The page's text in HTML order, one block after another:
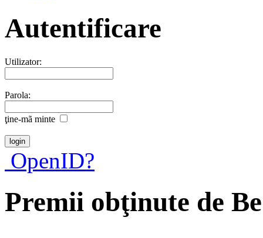
Autentificare
Utilizator:
Parola:
ţine-mã minte
OpenID?
Premii obţinute de